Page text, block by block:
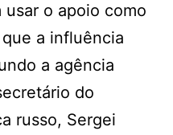
o apoio como
a influência
a agência
do
russo, Sergei